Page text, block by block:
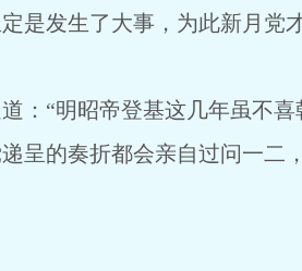
是发生了大事，为此新月党
“明昭帝登基这几年虽不喜
呈的奏折都会亲自过问一二